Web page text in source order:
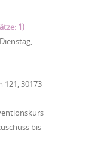
1)
Dienstag,
121, 30173
bis